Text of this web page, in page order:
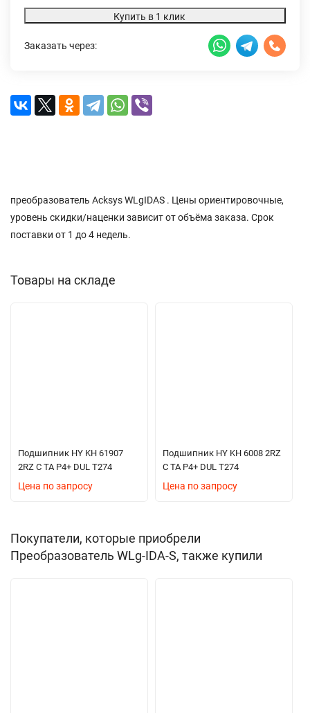
Купить в 1 клик
Заказать через:
преобразователь Acksys WLgIDAS . Цены ориентировочные,
уровень скидки/наценки зависит от объёма заказа. Срок
поставки от 1 до 4 недель.
Товары на складе
Подшипник HY KH 61907
2RZ C TA P4+ DUL T274
Цена по запросу
Подшипник HY KH 6008 2RZ
C TA P4+ DUL T274
Цена по запросу
Покупатели, которые приобрели
Преобразователь WLg-IDA-S, также купили